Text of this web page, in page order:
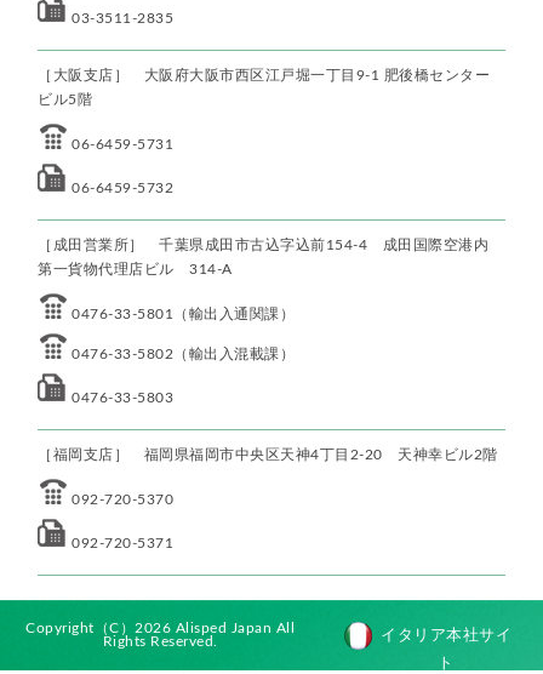
03-3511-2835
［大阪支店］ 大阪府大阪市西区江戸堀一丁目9-1 肥後橋センター
ビル5階
06-6459-5731
06-6459-5732
［成田営業所］ 千葉県成田市古込字込前154-4 成田国際空港内
第一貨物代理店ビル 314-A
0476-33-5801（輸出入通関課）
0476-33-5802（輸出入混載課）
0476-33-5803
［福岡支店］ 福岡県福岡市中央区天神4丁目2-20 天神幸ビル2階
092-720-5370
092-720-5371
Copyright（C）2026 Alisped Japan All
Rights Reserved.
イタリア本社サイ
ト